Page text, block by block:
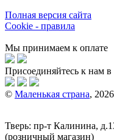
Полная версия сайта
Cookie - правила
Мы принимаем к оплате
Присоединяйтесь к нам в
© Маленькая страна, 2026
Тверь: пр-т Калинина,
(розничный магазин)